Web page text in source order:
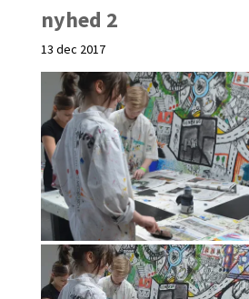
nyhed 2
13 dec 2017